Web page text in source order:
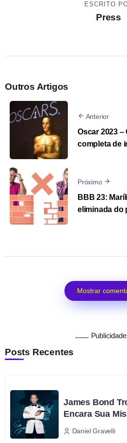
ESCRITO
Press
Outros Artigos
Anterior
Oscar 2023 –
completa de
Próximo
BBB 23:
eliminada do
Mostrar
Publicidade
Posts Recentes
James Bond
Encara Sua
Daniel Gravelli